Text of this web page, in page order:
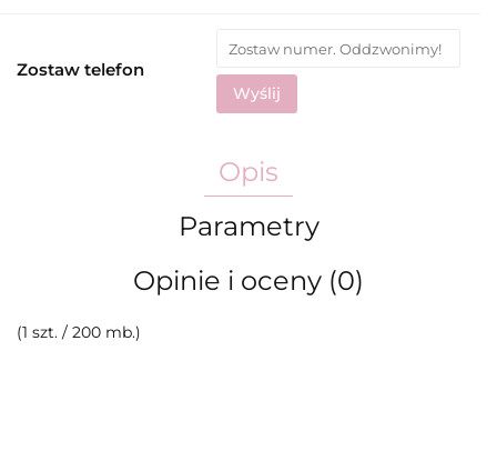
Zostaw telefon
Wyślij
Opis
Parametry
Opinie i oceny (0)
(1 szt. / 200 mb.)